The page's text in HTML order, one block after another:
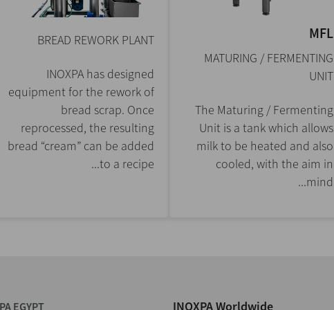
MFL
MATURING / FERMENTING
UNIT
The Maturing / Fermenting
Unit is a tank which allows
milk to be heated and also
cooled, with the aim in
mind...
BREAD REWORK PLANT
INOXPA has designed
equipment for the rework of
bread scrap. Once
reprocessed, the resulting
bread “cream” can be added
to a recipe...
EGYPT INOXPA Worldwide